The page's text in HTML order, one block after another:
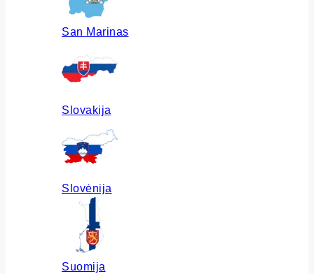
San Marinas
Slovakija
Slovėnija
Suomija